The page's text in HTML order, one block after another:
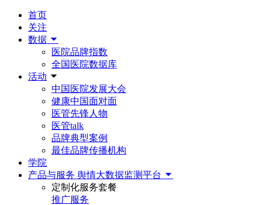
首页
关注
数据
医院品牌指数
全国医院数据库
活动
中国医院发展大会
健康中国面对面
医管先锋人物
医管talk
品牌典型案例
最佳品牌传播机构
学院
产品与服务 舆情大数据监测平台
定制化服务套餐
推广服务